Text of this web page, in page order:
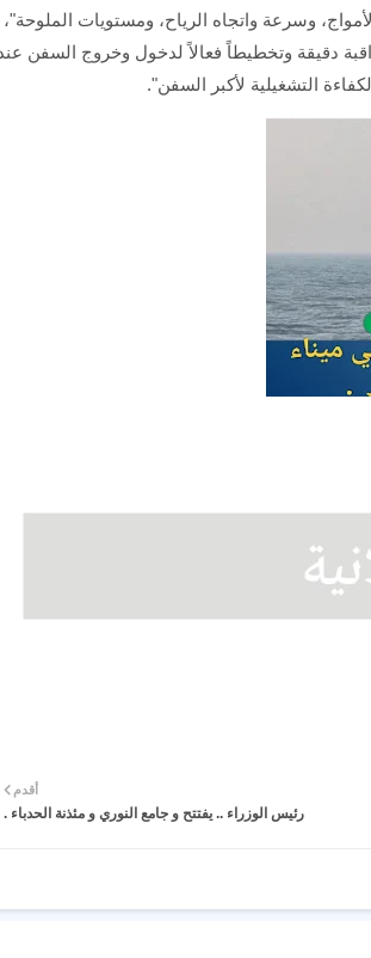
وسرعة واتجاه الرياح، ومستويات الملوحة"،
دقيقة وتخطيطاً فعالاً لدخول وخروج السفن
التشغيلية لأكبر السفن".
أقدم
رئيس الوزراء .. يفتتح و جامع النوري و مئذنة الحدباء .